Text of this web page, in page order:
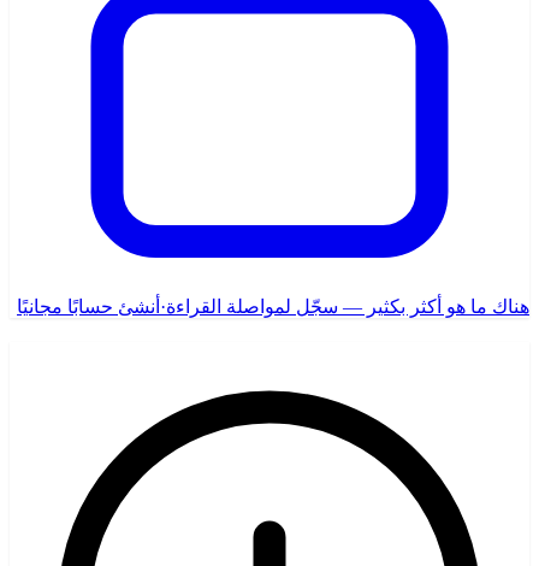
هناك ما هو أكثر بكثير — سجّل لمواصلة القراءة· أنشئ حسابًا مجانيًا